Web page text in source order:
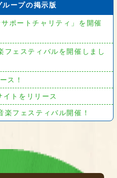
ループの掲示版
ポートチャリティ」を開催
ェスティバルを開催しまし
ス！
トをリリース
フェスティバル開催！